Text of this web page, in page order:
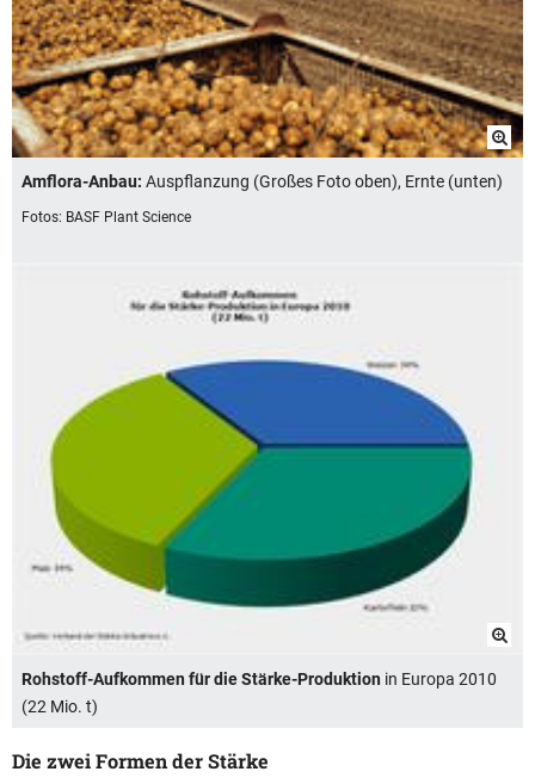
Amflora-Anbau: Auspflanzung (Großes Foto oben), Ernte (unten)
Fotos: BASF Plant Science
Rohstoff-Aufkommen für die Stärke-Produktion in Europa 2010
(22 Mio. t)
Die zwei Formen der Stärke